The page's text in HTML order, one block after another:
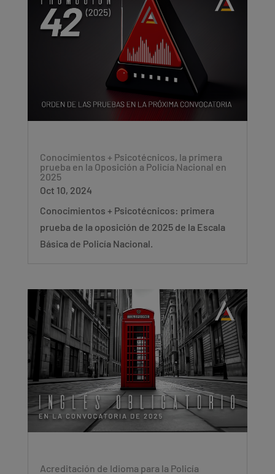
Conocimientos + Psicotécnicos, la primera
prueba en la Oposición a Policía Nacional en
2025
Oct 10, 2024
Conocimientos + Psicotécnicos: primera
prueba de la oposición de 2025 de la Escala
Básica de Policía Nacional.
Acreditación de Idioma para la Policía